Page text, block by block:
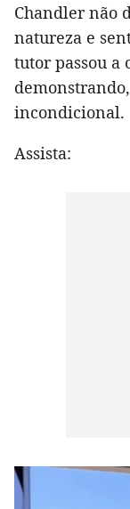
Chandler não
natureza e
tutor passou a
incondicional.
Assista: